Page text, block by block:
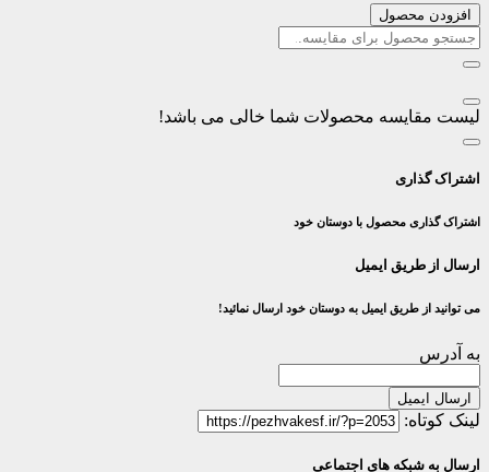
افزودن محصول
لیست مقایسه محصولات شما خالی می باشد!
اشتراک گذاری
اشتراک گذاری محصول با دوستان خود
ارسال از طریق ایمیل
می توانید از طریق ایمیل به دوستان خود ارسال نمائید!
به آدرس
ارسال ایمیل
لینک کوتاه:
ارسال به شبکه های اجتماعی